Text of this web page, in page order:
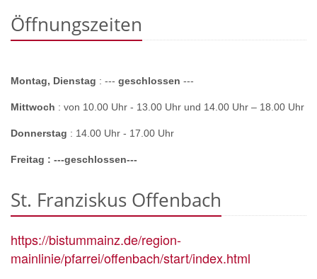
Öffnungszeiten
Montag, Dienstag : --- geschlossen ---
Mittwoch : von 10.00 Uhr - 13.00 Uhr und 14.00 Uhr – 18.00 Uhr
Donnerstag : 14.00 Uhr - 17.00 Uhr
Freitag : ---geschlossen---
St. Franziskus Offenbach
https://bistummainz.de/region-
mainlinie/pfarrei/offenbach/start/index.html